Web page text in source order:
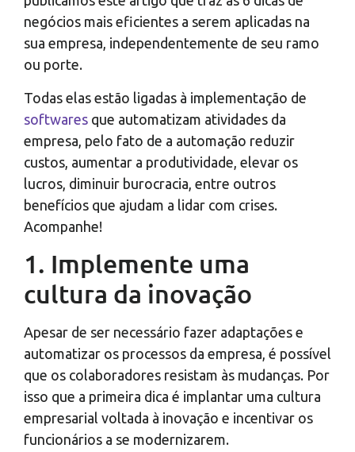
negócios mais eficientes a serem aplicadas na
sua empresa, independentemente de seu ramo
ou porte.
Todas elas estão ligadas à implementação de
softwares que automatizam atividades da
empresa, pelo fato de a automação reduzir
custos, aumentar a produtividade, elevar os
lucros, diminuir burocracia, entre outros
benefícios que ajudam a lidar com crises.
Acompanhe!
1. Implemente uma
cultura da inovação
Apesar de ser necessário fazer adaptações e
automatizar os processos da empresa, é possível
que os colaboradores resistam às mudanças. Por
isso que a primeira dica é implantar uma cultura
empresarial voltada à inovação e incentivar os
funcionários a se modernizarem.